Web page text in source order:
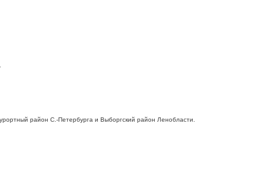
район С.-Петербурга и Выборгский район Ленобласти.